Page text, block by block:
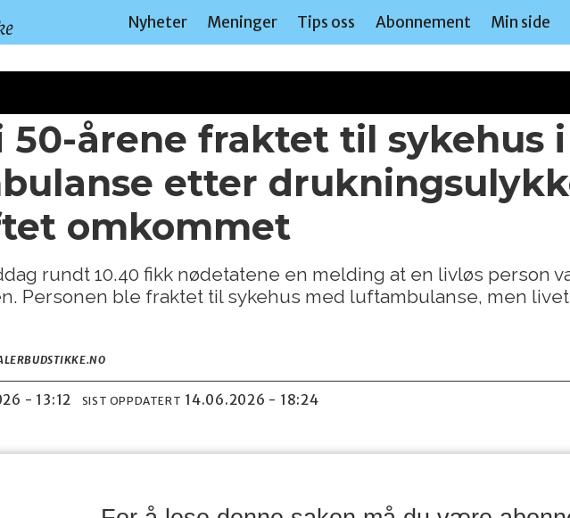
Nyheter Meninger Tips oss Abonnement Min side
50-årene fraktet til sykehus i
etter
omkommet
rundt 10.40 fikk nødetatene en melding at en livløs person
Personen ble fraktet til sykehus med luftambulanse, men
- 13:12 SIST OPPDATERT 14.06.2026 - 18:24